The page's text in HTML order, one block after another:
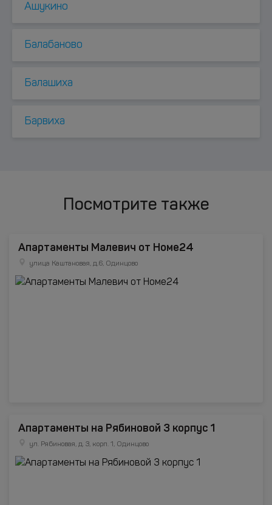
Ашукино
Балабаново
Балашиха
Барвиха
Посмотрите также
Апартаменты Малевич от Номе24
улица Каштановая, д.6, Одинцово
Апартаменты на Рябиновой 3 корпус 1
ул. Рябиновая, д. 3, корп. 1, Одинцово